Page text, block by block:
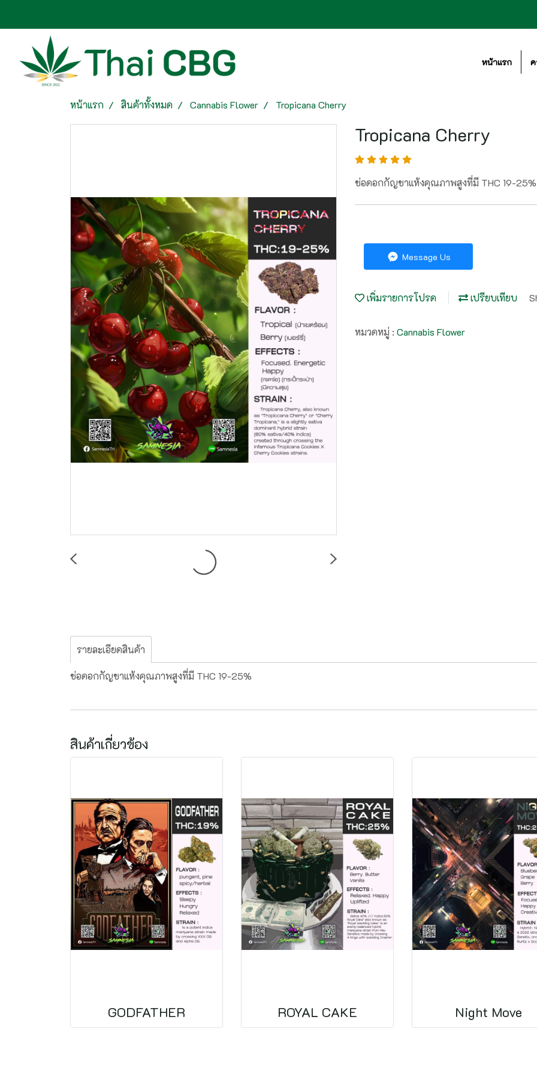
หน้าแรก ค
หน้าแรก สินค้าทั้งหมด Cannabis Flower Tropicana Cherry
Tropicana Cherry
ช่อดอกกัญชาแห้งคุณภาพสูงที่มี THC 19-25%
Message Us
เพิ่มรายการโปรด เปรียบเทียบ
หมวดหมู่ : Cannabis Flower
รายละเอียดสินค้า
ช่อดอกกัญชาแห้งคุณภาพสูงที่มี THC 19-25%
สินค้าเกี่ยวข้อง
GODFATHER ROYAL CAKE Night Move